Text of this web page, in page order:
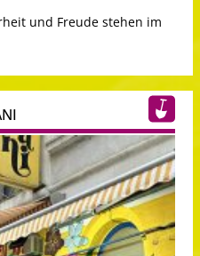
und Freude stehen im